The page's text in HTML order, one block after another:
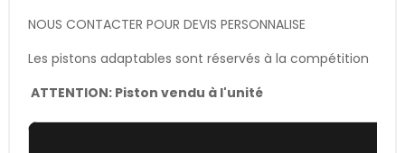
NOUS CONTACTER POUR DEVIS PERSONNALISE
Les pistons adaptables sont réservés à la compétition
ATTENTION: Piston vendu à l'unité